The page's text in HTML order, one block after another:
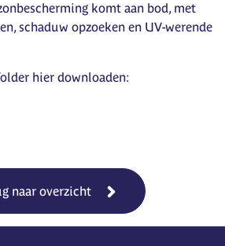
komt aan bod, met
schaduw opzoeken en UV-werende
hier downloaden:
naar overzicht